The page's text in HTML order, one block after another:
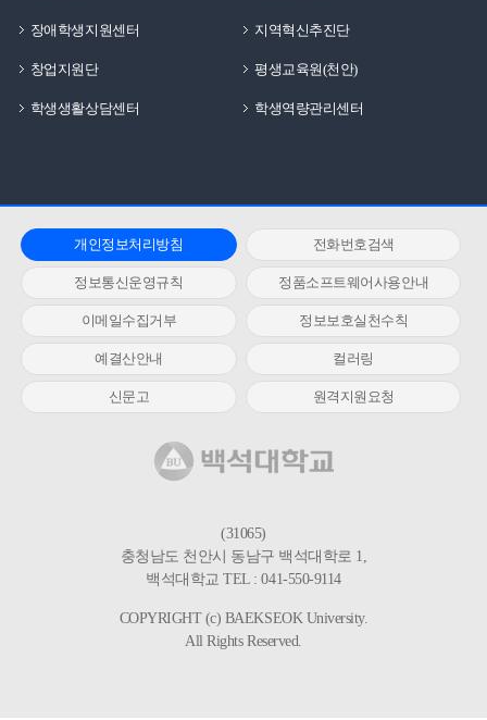
장애학생지원센터 지역혁신추진단
창업지원단 평생교육원(천안)
학생생활상담센터 학생역량관리센터
개인정보처리방침 전화번호검색
정보통신운영규칙 정품소프트웨어사용안내
이메일수집거부 정보보호실천수칙
예결산안내 컬러링
신문고 원격지원요청
(31065)
충청남도 천안시 동남구 백석대학로 1,
백석대학교 TEL : 041-550-9114
COPYRIGHT (c) BAEKSEOK University.
All Rights Reserved.